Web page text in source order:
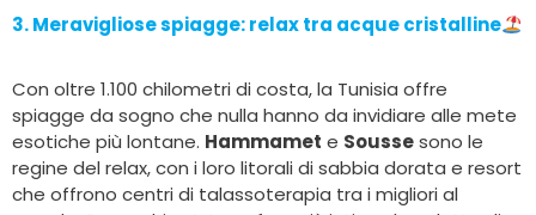
3. Meravigliose spiagge:relax tra acque cristalline
Con oltre 1.100 chilometri di costa, la Tunisia offre
spiagge da sogno che nulla hanno da invidiare alle mete
esotiche più lontane. Hammamet e Soussesono le
regine del relax, con i loro litorali di sabbia dorata e resort
che offrono centri di talassoterapia tra i migliori al